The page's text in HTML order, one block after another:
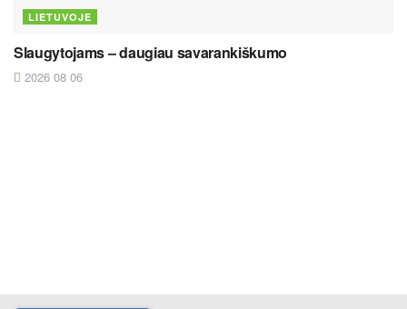
LIETUVOJE
Slaugytojams – daugiau savarankiškumo
2026 08 06